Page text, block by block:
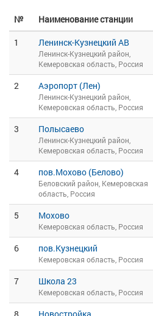
№ Наименование станции
1
Ленинск-Кузнецкий АВ
Ленинск-Кузнецкий район,
Кемеровская область, Россия
2 Аэропорт (Лен)
Ленинск-Кузнецкий район,
Кемеровская область, Россия
3 Полысаево
Ленинск-Кузнецкий район,
Кемеровская область, Россия
4 пов.Мохово (Белово)
Беловский район, Кемеровская
область, Россия
5 Мохово
Кемеровская область, Россия
6 пов.Кузнецкий
Кемеровская область, Россия
7 Школа 23
Кемеровская область, Россия